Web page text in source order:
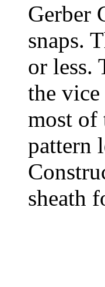
Gerber
snaps.
or less.
the
most of
pattern
sheath